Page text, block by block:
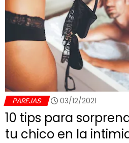
PAREJAS 03/12/2021
10 tips para
tu chico en la